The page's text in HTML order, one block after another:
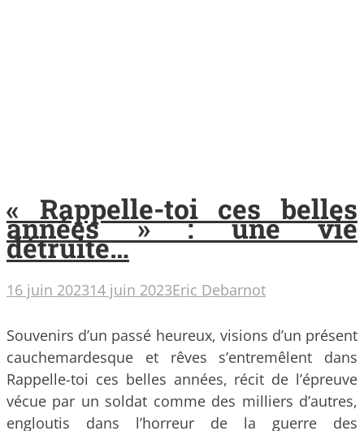
« Rappelle-toi ces belles
années » : une vie
détruite…
16 juin 202314 juin 2023Eric Debarnot
Souvenirs d’un passé heureux, visions d’un présent
cauchemardesque et rêves s’entremêlent dans
Rappelle-toi ces belles années, récit de l’épreuve
vécue par un soldat comme des milliers d’autres,
engloutis dans l’horreur de la guerre des